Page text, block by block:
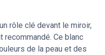
rôle clé devant le miroir,
recommandé. Ce blanc
de la peau et des